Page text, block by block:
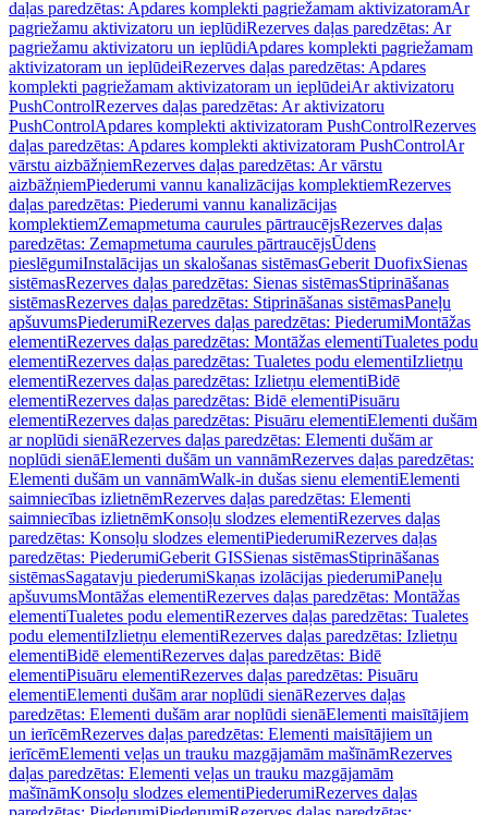
daļas paredzētas: Apdares komplekti pagriežamam aktivizatoramAr
pagriežamu aktivizatoru un ieplūdiRezerves daļas paredzētas: Ar
pagriežamu aktivizatoru un ieplūdiApdares komplekti pagriežamam
aktivizatoram un ieplūdeiRezerves daļas paredzētas: Apdares
komplekti pagriežamam aktivizatoram un ieplūdeiAr aktivizatoru
PushControlRezerves daļas paredzētas: Ar aktivizatoru
PushControlApdares komplekti aktivizatoram PushControlRezerves
daļas paredzētas: Apdares komplekti aktivizatoram PushControlAr
vārstu aizbāžņiemRezerves daļas paredzētas: Ar vārstu
aizbāžņiemPiederumi vannu kanalizācijas komplektiemRezerves
daļas paredzētas: Piederumi vannu kanalizācijas
komplektiemZemapmetuma caurules pārtraucējsRezerves daļas
paredzētas: Zemapmetuma caurules pārtraucējsŪdens
pieslēgumiInstalācijas un skalošanas sistēmasGeberit DuofixSienas
sistēmasRezerves daļas paredzētas: Sienas sistēmasStiprināšanas
sistēmasRezerves daļas paredzētas: Stiprināšanas sistēmasPaneļu
apšuvumsPiederumiRezerves daļas paredzētas: PiederumiMontāžas
elementiRezerves daļas paredzētas: Montāžas elementiTualetes podu
elementiRezerves daļas paredzētas: Tualetes podu elementiIzlietņu
elementiRezerves daļas paredzētas: Izlietņu elementiBidē
elementiRezerves daļas paredzētas: Bidē elementiPisuāru
elementiRezerves daļas paredzētas: Pisuāru elementiElementi dušām
ar noplūdi sienāRezerves daļas paredzētas: Elementi dušām ar
noplūdi sienāElementi dušām un vannāmRezerves daļas paredzētas:
Elementi dušām un vannāmWalk-in dušas sienu elementiElementi
saimniecības izlietnēmRezerves daļas paredzētas: Elementi
saimniecības izlietnēmKonsoļu slodzes elementiRezerves daļas
paredzētas: Konsoļu slodzes elementiPiederumiRezerves daļas
paredzētas: PiederumiGeberit GISSienas sistēmasStiprināšanas
sistēmasSagatavju piederumiSkaņas izolācijas piederumiPaneļu
apšuvumsMontāžas elementiRezerves daļas paredzētas: Montāžas
elementiTualetes podu elementiRezerves daļas paredzētas: Tualetes
podu elementiIzlietņu elementiRezerves daļas paredzētas: Izlietņu
elementiBidē elementiRezerves daļas paredzētas: Bidē
elementiPisuāru elementiRezerves daļas paredzētas: Pisuāru
elementiElementi dušām arar noplūdi sienāRezerves daļas
paredzētas: Elementi dušām arar noplūdi sienāElementi maisītājiem
un ierīcēmRezerves daļas paredzētas: Elementi maisītājiem un
ierīcēmElementi veļas un trauku mazgājamām mašīnāmRezerves
daļas paredzētas: Elementi veļas un trauku mazgājamām
mašīnāmKonsoļu slodzes elementiPiederumiRezerves daļas